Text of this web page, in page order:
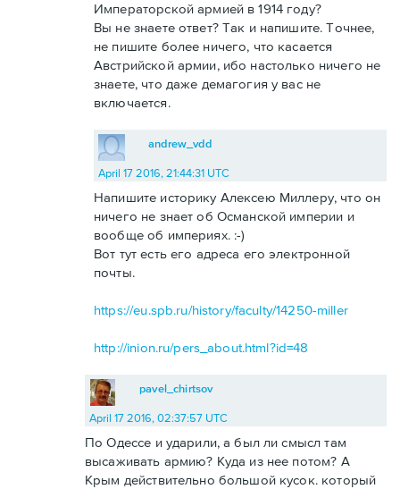
Императорской армией в 1914 году?
Вы не знаете ответ? Так и напишите. Точнее,
не пишите более ничего, что касается
Австрийской армии, ибо настолько ничего не
знаете, что даже демагогия у вас не
включается.
andrew_vdd
April 17 2016, 21:44:31 UTC
Напишите историку Алексею Миллеру, что он
ничего не знает об Османской империи и
вообще об империях. :-)
Вот тут есть его адреса его электронной
почты.
https://eu.spb.ru/history/faculty/14250-miller
http://inion.ru/pers_about.html?id=48
pavel_chirtsov
April 17 2016, 02:37:57 UTC
По Одессе и ударили, а был ли смысл там
высаживать армию? Куда из нее потом? А
Крым действительно большой кусок. который